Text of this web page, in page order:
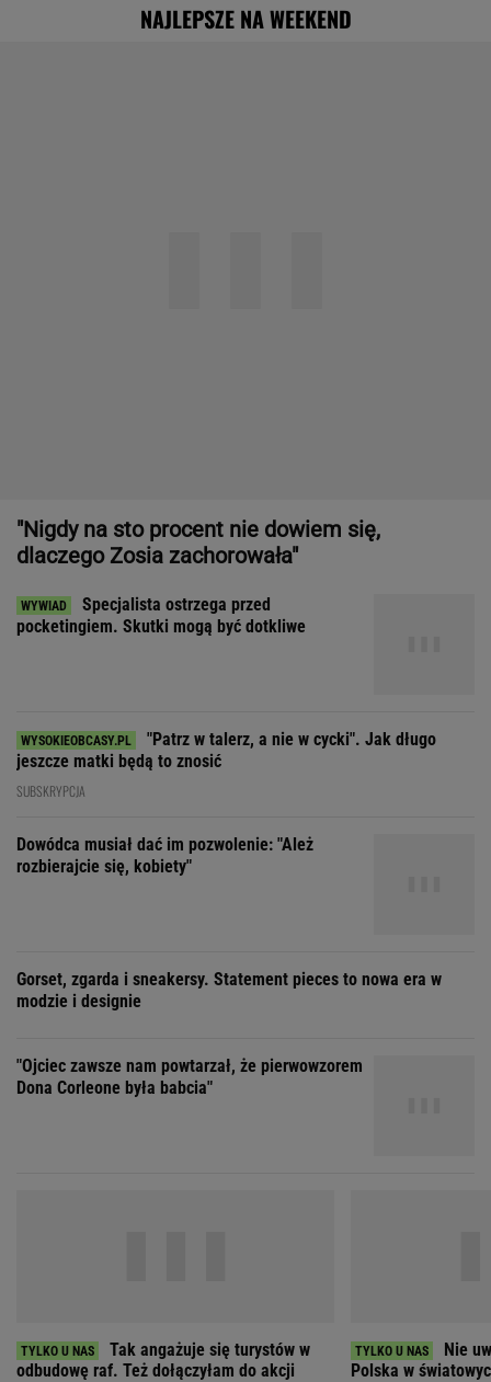
NAJLEPSZE NA WEEKEND
"Nigdy na sto procent nie dowiem się,
dlaczego Zosia zachorowała"
Specjalista ostrzega przed
pocketingiem. Skutki mogą być dotkliwe
"Patrz w talerz, a nie w cycki". Jak długo
jeszcze matki będą to znosić
SUBSKRYPCJA
Dowódca musiał dać im pozwolenie: "Ależ
rozbierajcie się, kobiety"
Gorset, zgarda i sneakersy. Statement pieces to nowa era w
modzie i designie
"Ojciec zawsze nam powtarzał, że pierwowzorem
Dona Corleone była babcia"
Tak angażuje się turystów w
odbudowę raf. Też dołączyłam do akcji
Nie
Polska w